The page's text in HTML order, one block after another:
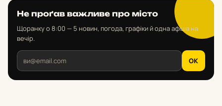
Не проґав важливе про місто
Щоранку о 8:00 — 5 новин, погода, графіки й одна афіша на
вечір.
OK